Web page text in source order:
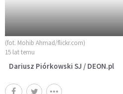
(fot. Mohib Ahmad/flickr.com)
15 lat temu
Dariusz Piórkowski SJ / DEON.pl